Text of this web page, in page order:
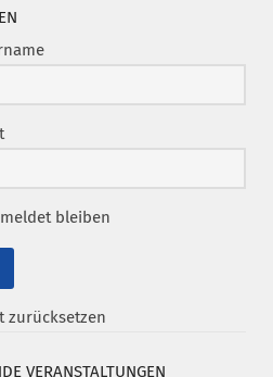
bleiben
zurücksetzen
VERANSTALTUNGEN